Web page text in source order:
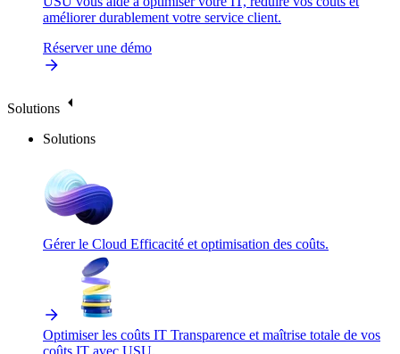
améliorer durablement votre service client.
Réserver une démo
Solutions
Solutions
Gérer le Cloud Efficacité et optimisation des coûts.
Optimiser les coûts IT Transparence et maîtrise totale de vos
coûts IT avec USU.